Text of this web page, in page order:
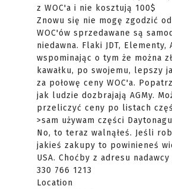
z WOC'a i nie kosztują 100$
Znowu się nie mogę zgodzić
WOC'ów sprzedawane są
niedawna. Flaki JDT, Elementy,
wspominając o tym że można
kawałku, po swojemu, lepszy
za połowę ceny WOC'a.
jak ludzie dozbrajają AGMy.
przeliczyć ceny po listach
>sam używam części
No, to teraz walnąłeś. Jeśli
jakieś zakupy to powinieneś
USA. Choćby z adresu
330 766 1213
Location